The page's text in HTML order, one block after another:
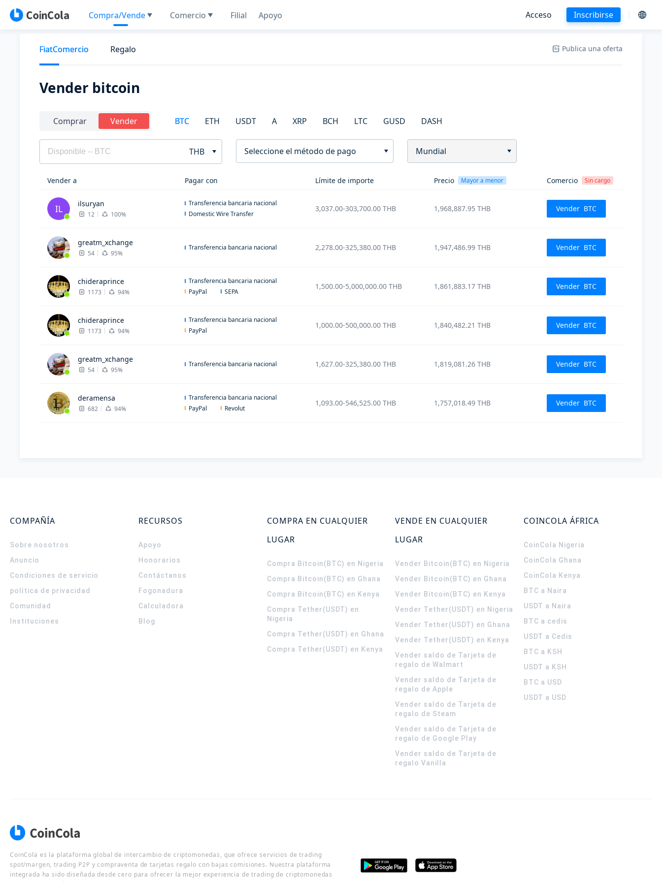
Compra/Vende Comercio Filial Apoyo Acceso Inscribirse
FiatComercio Regalo Publica una oferta
Vender bitcoin
Comprar Vender BTC ETH USDT A XRP BCH LTC GUSD DASH
THB Seleccione el método de pago Mundial
Vender a Pagar con Límite de importe Precio Mayor a menor Comercio Sin cargo
IL ilsuryan
12 100%
Transferencia bancaria nacional
Domestic Wire Transfer
3,037.00-303,700.00 THB 1,968,887.95 THB Vender BTC
greatm_xchange
54 95%
Transferencia bancaria nacional 2,278.00-325,380.00 THB 1,947,486.99 THB Vender BTC
chideraprince
1173 94%
Transferencia bancaria nacional
PayPal
SEPA
1,500.00-5,000,000.00 THB 1,861,883.17 THB Vender BTC
chideraprince
1173 94%
Transferencia bancaria nacional
PayPal
1,000.00-500,000.00 THB 1,840,482.21 THB Vender BTC
greatm_xchange
54 95%
Transferencia bancaria nacional 1,627.00-325,380.00 THB 1,819,081.26 THB Vender BTC
deramensa
682 94%
Transferencia bancaria nacional
PayPal
Revolut
1,093.00-546,525.00 THB 1,757,018.49 THB Vender BTC
COMPAÑÍA
Sobre nosotros
Anuncio
Condiciones de servicio
política de privacidad
Comunidad
Instituciones
RECURSOS
Apoyo
Honorarios
Contáctanos
Fogonadura
Calculadora
Blog
COMPRA EN CUALQUIER
LUGAR
Compra Bitcoin(BTC) en Nigeria
Compra Bitcoin(BTC) en Ghana
Compra Bitcoin(BTC) en Kenya
Compra Tether(USDT) en
Nigeria
Compra Tether(USDT) en Ghana
Compra Tether(USDT) en Kenya
VENDE EN CUALQUIER
LUGAR
Vender Bitcoin(BTC) en Nigeria
Vender Bitcoin(BTC) en Ghana
Vender Bitcoin(BTC) en Kenya
Vender Tether(USDT) en Nigeria
Vender Tether(USDT) en Ghana
Vender Tether(USDT) en Kenya
Vender saldo de Tarjeta de
regalo de Walmart
Vender saldo de Tarjeta de
regalo de Apple
Vender saldo de Tarjeta de
regalo de Steam
Vender saldo de Tarjeta de
regalo de Google Play
Vender saldo de Tarjeta de
regalo Vanilla
COINCOLA ÁFRICA
CoinCola Nigeria
CoinCola Ghana
CoinCola Kenya
BTC a Naira
USDT a Naira
BTC a cedis
USDT a Cedis
BTC a KSH
USDT a KSH
BTC a USD
USDT a USD
CoinCola es la plataforma global de intercambio de criptomonedas, que ofrece servicios de trading
spot/margen, trading P2P y compraventa de tarjetas regalo con bajas comisiones. Nuestra plataforma
integrada ha sido diseñada desde cero para ofrecer la mejor experiencia de trading de criptomonedas